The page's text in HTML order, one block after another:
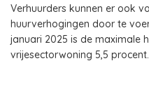
Verhuurders kunnen er ook
huurverhogingen door te
januari 2025 is de maximale
vrijesectorwoning 5,5 procent.